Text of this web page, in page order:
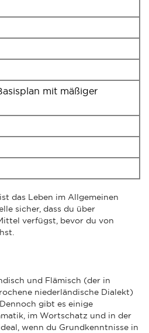
mit mäßiger
das Leben im Allgemeinen
sicher, dass du über
verfügst, bevor du von
und Flämisch (der in
niederländische Dialekt)
gibt es einige
im Wortschatz und in der
wenn du Grundkenntnisse in